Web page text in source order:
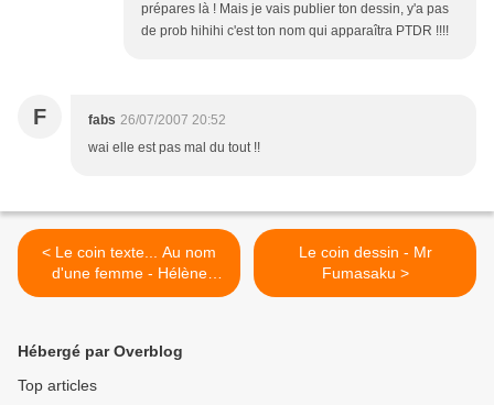
prépares là ! Mais je vais publier ton dessin, y'a pas
de prob hihihi c'est ton nom qui apparaîtra PTDR !!!!
F fabs 26/07/2007 20:52
wai elle est pas mal du tout !!
< Le coin texte... Au nom
d'une femme - Hélène
Ségara
Le coin dessin - Mr
Fumasaku >
Hébergé par Overblog
Top articles